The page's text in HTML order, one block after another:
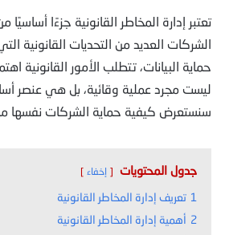
تعتبر إدارة المخاطر القانونية جزءًا
الشركات العديد من التحديات القانونية
حماية البيانات، تتطلب الأمور القانونية
ليست مجرد عملية وقائية، بل هي عنصر
سنستعرض كيفية حماية الشركات نفسها من
جدول المحتويات إخفاء
1 تعريف إدارة المخاطر القانونية
2 أهمية إدارة المخاطر القانونية